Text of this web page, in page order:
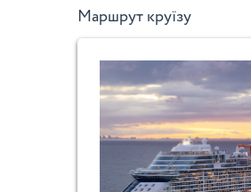
Маршрут круїзу